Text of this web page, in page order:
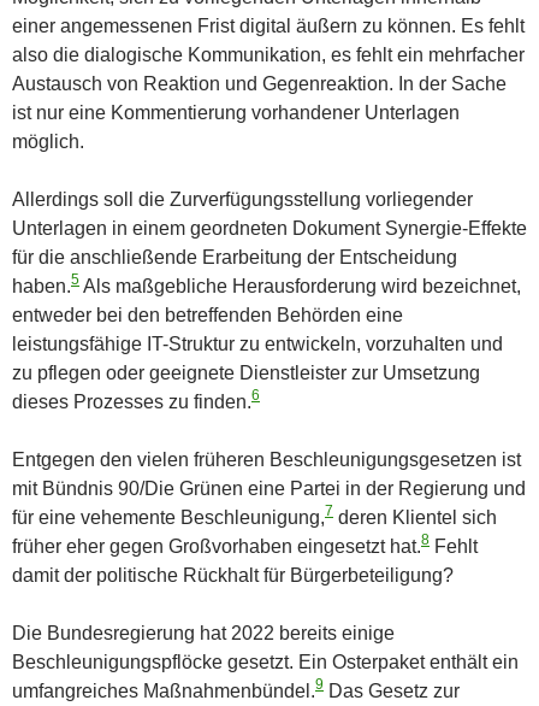
einer angemessenen Frist digital äußern zu können. Es fehlt
also die dialogische Kommunikation, es fehlt ein mehrfacher
Austausch von Reaktion und Gegenreaktion. In der Sache
ist nur eine Kommentierung vorhandener Unterlagen
möglich.
Allerdings soll die Zurverfügungsstellung vorliegender
Unterlagen in einem geordneten Dokument Synergie-Effekte
für die anschließende Erarbeitung der Entscheidung
haben.5 Als maßgebliche Herausforderung wird bezeichnet,
entweder bei den betreffenden Behörden eine
leistungsfähige IT-Struktur zu entwickeln, vorzuhalten und
zu pflegen oder geeignete Dienstleister zur Umsetzung
dieses Prozesses zu finden.6
Entgegen den vielen früheren Beschleunigungsgesetzen ist
mit Bündnis 90/Die Grünen eine Partei in der Regierung und
für eine vehemente Beschleunigung,7 deren Klientel sich
früher eher gegen Großvorhaben eingesetzt hat.8 Fehlt
damit der politische Rückhalt für Bürgerbeteiligung?
Die Bundesregierung hat 2022 bereits einige
Beschleunigungspflöcke gesetzt. Ein Osterpaket enthält ein
umfangreiches Maßnahmenbündel.9 Das Gesetz zur